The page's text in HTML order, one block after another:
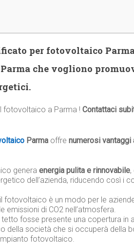
per fotovoltaico
che vogliono
fotovoltaico a Parma ! Contattaci
Parma offre numerosi vantaggi
genera energia pulita e rinnovabile
dell’azienda, riducendo così i
fotovoltaico è un modo per le
emissioni di CO2 nell’atmosfera.
tetto fosse presente una copertura in
della società che si occuperà della
fotovoltaico.